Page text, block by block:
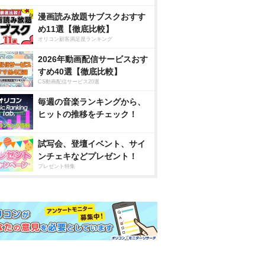
漫画読み放題サブスクおすす
め11選【徹底比較】
オリコン顧客満足度ランキング
2026年動画配信サービスおす
すめ40選【徹底比較】
CS動画配信サービス20選
毎週の音楽ランキングから、
ヒットの推移をチェック！
試写会、登壇イベント、サイ
ンチェキなどプレゼント！
プレゼント特集